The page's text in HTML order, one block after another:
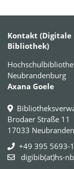
Kontakt (Digitale
Bibliothek)
Neubrandenburg
Axana Goele
Brodaer Straße 11
17033
+49 395 5693-
digibib(at)hs-